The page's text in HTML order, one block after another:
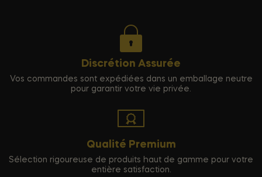
Discrétion Assurée
Vos commandes sont expédiées dans un emballage neutre
pour garantir votre vie privée.
Qualité Premium
Sélection rigoureuse de produits haut de gamme pour votre
entière satisfaction.